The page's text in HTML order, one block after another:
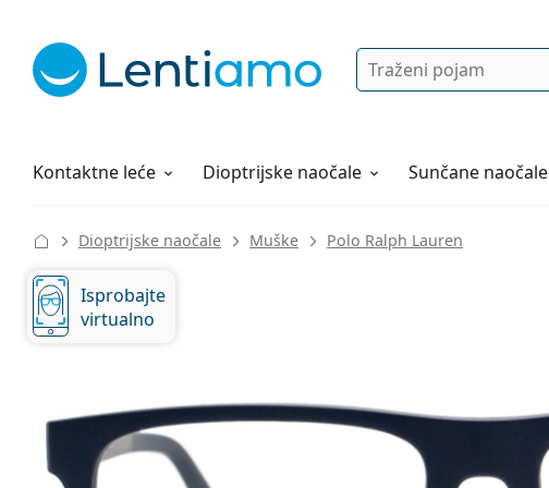
Pretraga
Kontaktne leće
Otopine za leće Dioptrijske naočale Sunčane naočale
Sve o kupovini
Dioptrijske naočale Muške Polo Ralph Lauren
Isprobajte
virtualno